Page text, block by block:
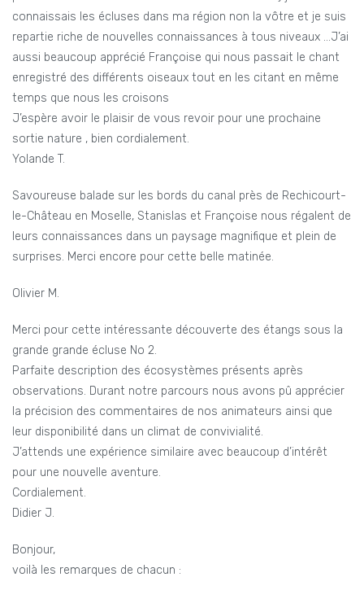
connaissais les écluses dans ma région non la vôtre et je suis
repartie riche de nouvelles connaissances à tous niveaux …J’ai
aussi beaucoup apprécié Françoise qui nous passait le chant
enregistré des différents oiseaux tout en les citant en même
temps que nous les croisons
J’espère avoir le plaisir de vous revoir pour une prochaine
sortie nature , bien cordialement.
Yolande T.
Savoureuse balade sur les bords du canal près de Rechicourt-
le-Château en Moselle, Stanislas et Françoise nous régalent de
leurs connaissances dans un paysage magnifique et plein de
surprises. Merci encore pour cette belle matinée.
Olivier M.
Merci pour cette intéressante découverte des étangs sous la
grande grande écluse No 2.
Parfaite description des écosystèmes présents après
observations. Durant notre parcours nous avons pû apprécier
la précision des commentaires de nos animateurs ainsi que
leur disponibilité dans un climat de convivialité.
J’attends une expérience similaire avec beaucoup d’intérêt
pour une nouvelle aventure.
Cordialement.
Didier J.
Bonjour,
voilà les remarques de chacun :